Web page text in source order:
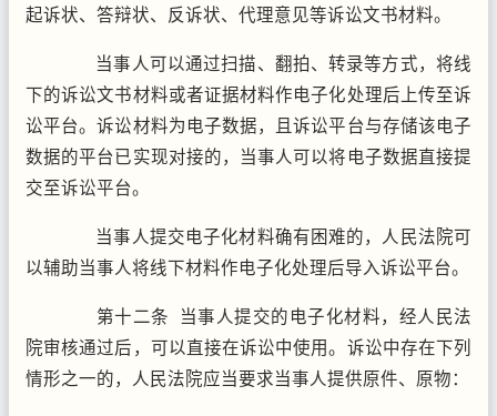
起诉状、答辩状、反诉状、代理意见等诉讼文书材料。
当事人可以通过扫描、翻拍、转录等方式，将线
下的诉讼文书材料或者证据材料作电子化处理后上传至诉
讼平台。诉讼材料为电子数据，且诉讼平台与存储该电子
数据的平台已实现对接的，当事人可以将电子数据直接提
交至诉讼平台。
当事人提交电子化材料确有困难的，人民法院可
以辅助当事人将线下材料作电子化处理后导入诉讼平台。
第十二条 当事人提交的电子化材料，经人民法
院审核通过后，可以直接在诉讼中使用。诉讼中存在下列
情形之一的，人民法院应当要求当事人提供原件、原物：